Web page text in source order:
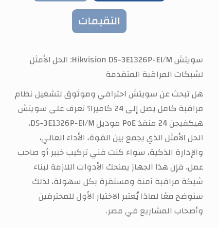
التقيمات
سويتش Hikvision DS-3E1326P-EI/M: الحل الأمثل
لشبكات المراقبة المتقدمة
هل تبحث عن سويتش احترافي وموثوق لتشغيل نظام
مراقبة كامل يصل إلى 24 كاميرا؟ تعرف على سويتش
هيكفيجن 24 منفذ PoE موديل DS-3E1326P-EI/M،
الحل الأمثل الذي يجمع بين القوة، الأداء العالي،
والإدارة الذكية، سواء كنت فني تركيب خبير أو صاحب
عمل، فإن هذا الجهاز يمنحك الأدوات اللازمة لبناء
شبكة مراقبة آمنة ومستقرة بكل سهولة، لذلك
سنوضح معًا لماذا يُعتبر الاختيار الأول للمحترفين
وأصحاب المشاريع في مصر.